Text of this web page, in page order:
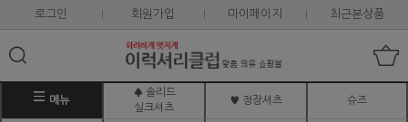
로그인 회원가입 마이페이지 최근본상품
메뉴
♠ 솔리드
실크셔츠
♥ 정장셔츠 슈즈